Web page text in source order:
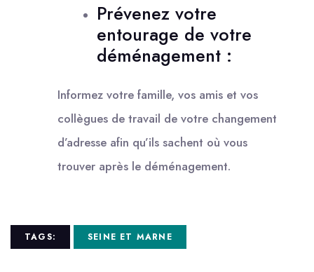
Prévenez votre
entourage de votre
déménagement :
Informez votre famille, vos amis et vos
collègues de travail de votre changement
d’adresse afin qu’ils sachent où vous
trouver après le déménagement.
TAGS: SEINE ET MARNE